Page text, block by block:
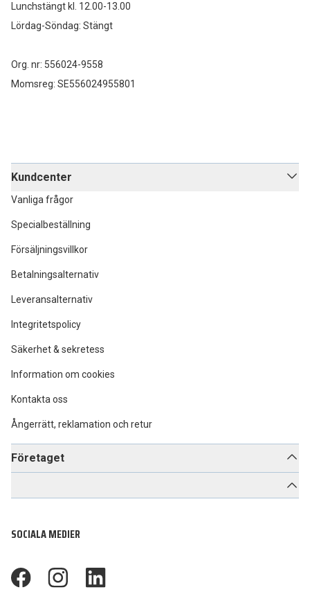
Lunchstängt kl. 12.00-13.00
Lördag-Söndag: Stängt
Org. nr: 556024-9558
Momsreg: SE556024955801
Kundcenter
Vanliga frågor
Specialbeställning
Försäljningsvillkor
Betalningsalternativ
Leveransalternativ
Integritetspolicy
Säkerhet & sekretess
Information om cookies
Kontakta oss
Ångerrätt, reklamation och retur
Företaget
SOCIALA MEDIER